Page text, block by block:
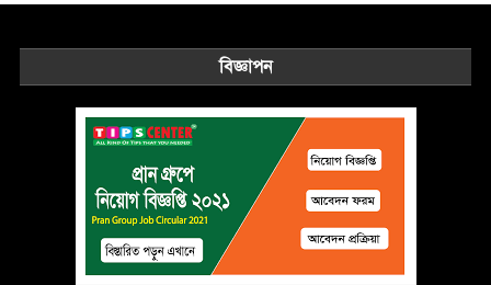
বিজ্ঞাপন